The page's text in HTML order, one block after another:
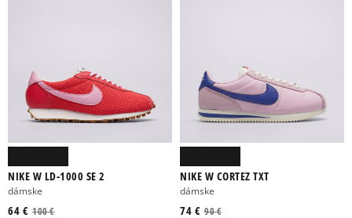
NIKE W LD-1000 SE 2
dámske
100 €
64 €
NIKE W CORTEZ TXT
dámske
90 €
74 €